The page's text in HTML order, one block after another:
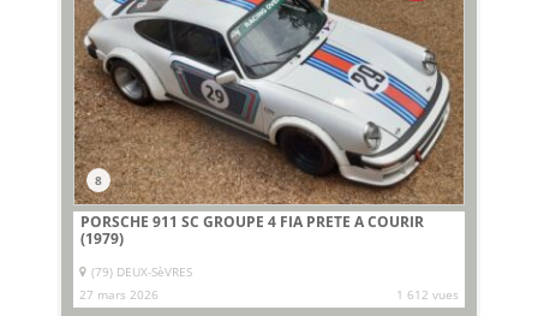
8
PORSCHE 911 SC GROUPE 4 FIA PRETE A COURIR
(1979)
(79) DEUX-SèVRES
27 mars 2026
1 612 vues